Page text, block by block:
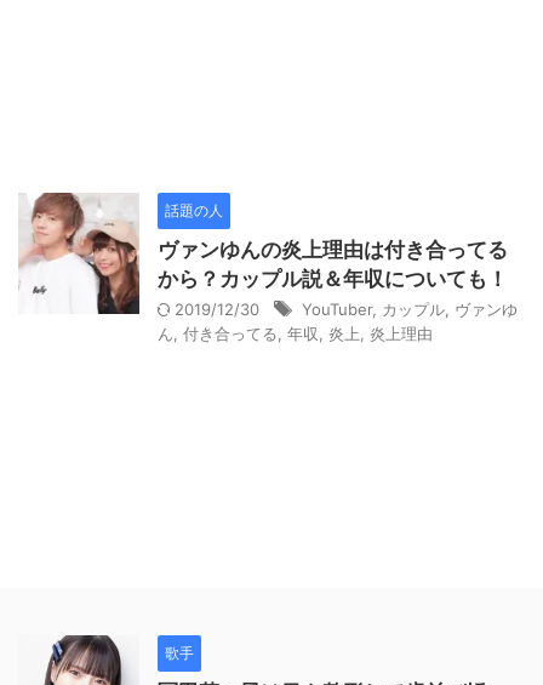
話題の人
ヴァンゆんの炎上理由は付き合ってる
から？カップル説＆年収についても！
2019/12/30 YouTuber, カップル ヴァンゆ
ん 付き合ってる 年収 炎上 炎上理由
歌手